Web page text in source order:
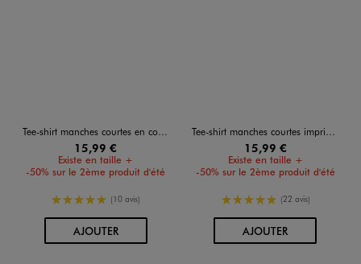
Tee-shirt manches courtes en coton imprimé homme - Les Chevaliers du Zodiaque
15,99 €
Existe en taille +
-50% sur le 2ème produit d'été
5/5 de moyenne
(10 avis)
AJOUTERAU PANIER
Tee-shirt manches courtes imprimé devant et dos homme - South Park
15,99 €
Existe en taille +
-50% sur le 2ème produit d'été
5/5 de moyenne
(22 avis)
AJOUTERAU PANIER